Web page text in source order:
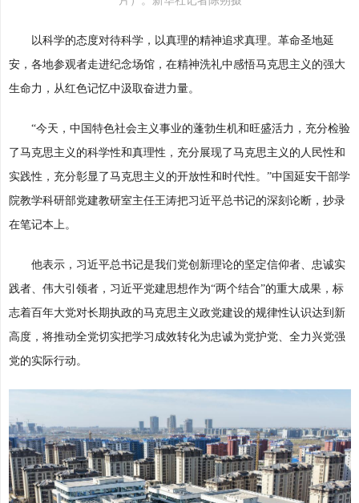
以科学的态度对待科学，以真理的精神追求真理。革命圣地延
安，各地参观者走进纪念场馆，在精神洗礼中感悟马克思主义的强大
生命力，从红色记忆中汲取奋进力量。
“今天，中国特色社会主义事业的蓬勃生机和旺盛活力，充分检验
了马克思主义的科学性和真理性，充分展现了马克思主义的人民性和
实践性，充分彰显了马克思主义的开放性和时代性。”中国延安干部学
院教学科研部党建教研室主任王涛把习近平总书记的深刻论断，抄录
在笔记本上。
他表示，习近平总书记是我们党创新理论的坚定信仰者、忠诚实
践者、伟大引领者，习近平党建思想作为“两个结合”的重大成果，标
志着百年大党对长期执政的马克思主义政党建设的规律性认识达到新
高度，将推动全党切实把学习成效转化为忠诚为党护党、全力兴党强
党的实际行动。